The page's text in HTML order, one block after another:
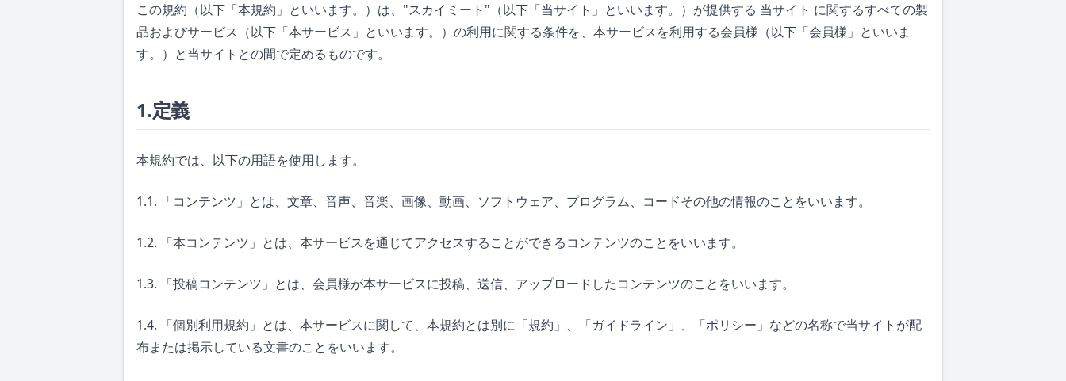
この規約（以下「本規約」といいます。）は、"スカイミート"（以下「当サイト」といいます。）が提供する 当サイト に関するすべての製
品およびサービス（以下「本サービス」といいます。）の利用に関する条件を、本サービスを利用する会員様（以下「会員様」といいま
す。）と当サイトとの間で定めるものです。
1.定義
本規約では、以下の用語を使用します。
1.1. 「コンテンツ」とは、文章、音声、音楽、画像、動画、ソフトウェア、プログラム、コードその他の情報のことをいいます。
1.2. 「本コンテンツ」とは、本サービスを通じてアクセスすることができるコンテンツのことをいいます。
1.3. 「投稿コンテンツ」とは、会員様が本サービスに投稿、送信、アップロードしたコンテンツのことをいいます。
1.4. 「個別利用規約」とは、本サービスに関して、本規約とは別に「規約」、「ガイドライン」、「ポリシー」などの名称で当サイトが配
布または掲示している文書のことをいいます。